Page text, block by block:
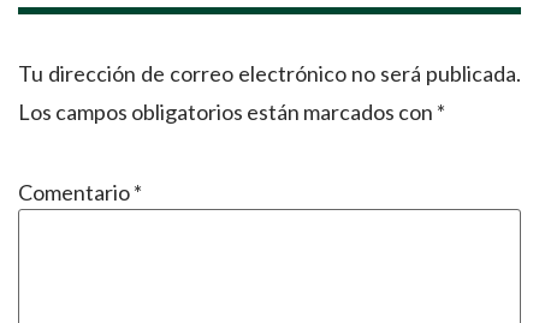
Tu dirección de correo electrónico no será publicada.
Los campos obligatorios están marcados con *
Comentario*